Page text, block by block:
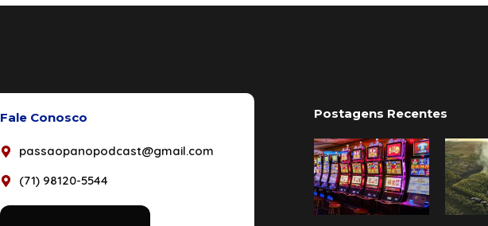
Fale Conosco
passaopanopodcast@gmail.com
(71) 98120-5544
Postagens Recentes